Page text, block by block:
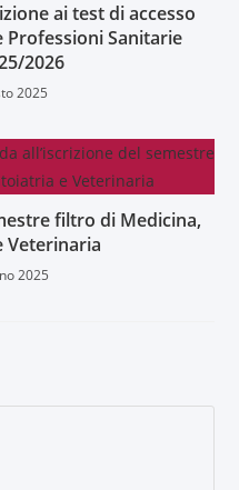
ai test di accesso
Professioni Sanitarie
2026
2025
filtro di Medicina,
Veterinaria
2025